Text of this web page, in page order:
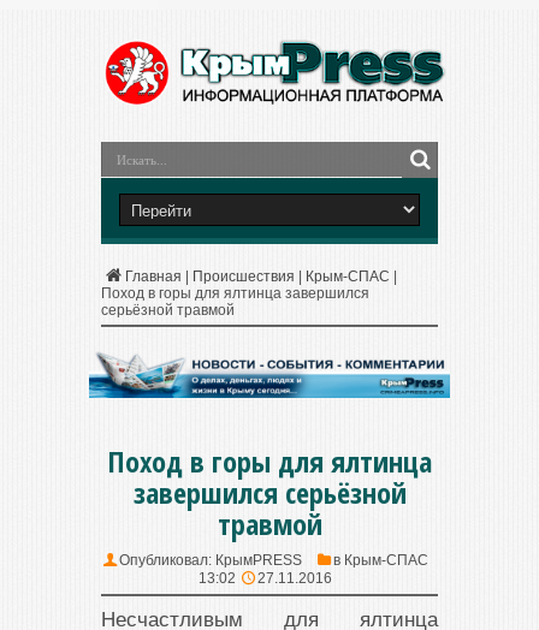
Главная Происшествия Крым-СПАС
Поход в горы для ялтинца завершился
серьёзной травмой
Поход в горы для ялтинца
завершился серьёзной
травмой
Опубликовал: КрымPRESS в Крым-СПАС
13:02
27.11.2016
Несчастливым для ялтинца